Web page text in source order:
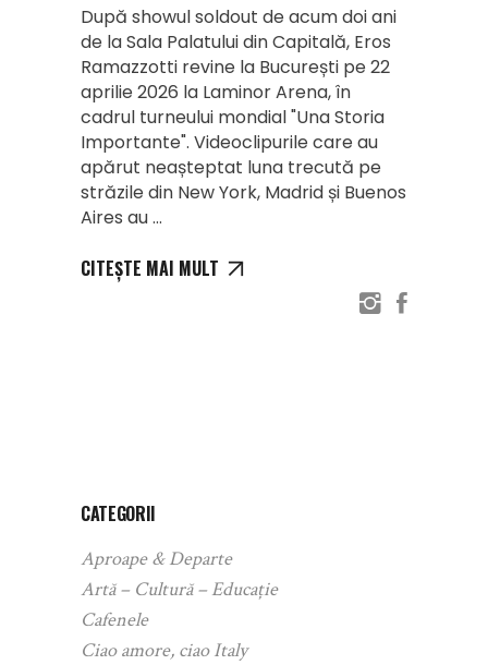
După showul soldout de acum doi ani
de la Sala Palatului din Capitală, Eros
Ramazzotti revine la București pe 22
aprilie 2026 la Laminor Arena, în
cadrul turneului mondial "Una Storia
Importante". Videoclipurile care au
apărut neașteptat luna trecută pe
străzile din New York, Madrid și Buenos
Aires au
CITEȘTE MAI MULT
CATEGORII
Aproape & Departe
Artă – Cultură – Educație
Cafenele
Ciao amore, ciao Italy